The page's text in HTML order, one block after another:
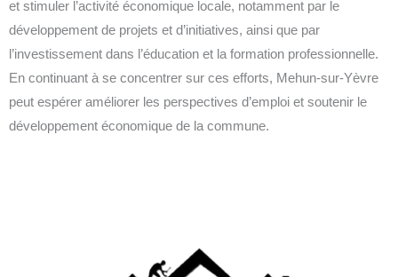
et stimuler l’activité économique locale, notamment par le
développement de projets et d’initiatives, ainsi que par
l’investissement dans l’éducation et la formation professionnelle.
En continuant à se concentrer sur ces efforts, Mehun-sur-Yèvre
peut espérer améliorer les perspectives d’emploi et soutenir le
développement économique de la commune.